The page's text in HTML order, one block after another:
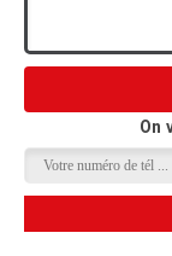
On